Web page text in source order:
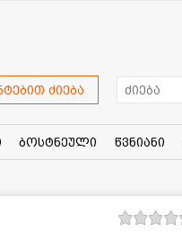
ძიება
ბოსტნეული წვნიანი